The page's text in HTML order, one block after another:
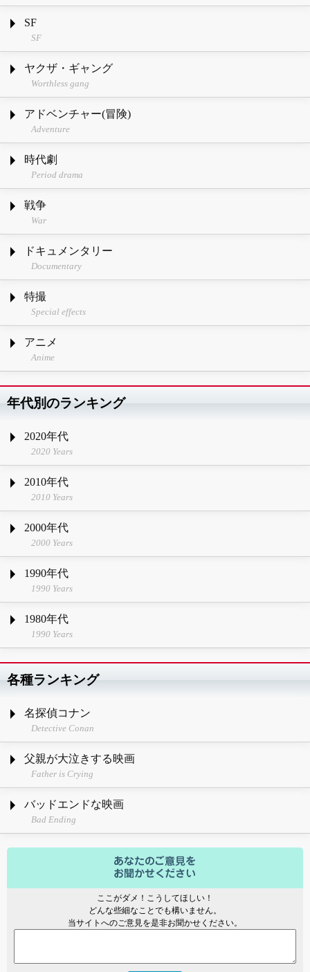
SF
SF
ヤクザ・ギャング
Worthless gang
アドベンチャー(冒険)
Adventure
時代劇
Period drama
戦争
War
ドキュメンタリー
Documentary
特撮
Special effects
アニメ
Anime
年代別のランキング
2020年代
2020 Years
2010年代
2010 Years
2000年代
2000 Years
1990年代
1990 Years
1980年代
1990 Years
各種ランキング
名探偵コナン
Detective Conan
父親が大泣きする映画
Father is Crying
バッドエンドな映画
Bad Ending
ここがダメ！こうしてほしい！
どんな些細なことでも構いません。
当サイトへのご意見を是非お聞かせください。